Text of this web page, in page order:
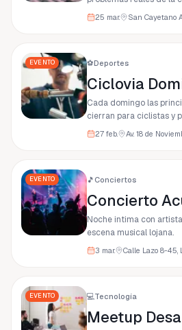
25 mar. San Cayetano
EVENTO ⚽Deportes
Ciclovia
Cada domingo las
cierran para ciclistas y
27 feb.
EVENTO 🎵 Conciertos
Noche intima con
escena musical lojana.
3 mar. Calle Lazo 8-45,
EVENTO 💻Tecnología